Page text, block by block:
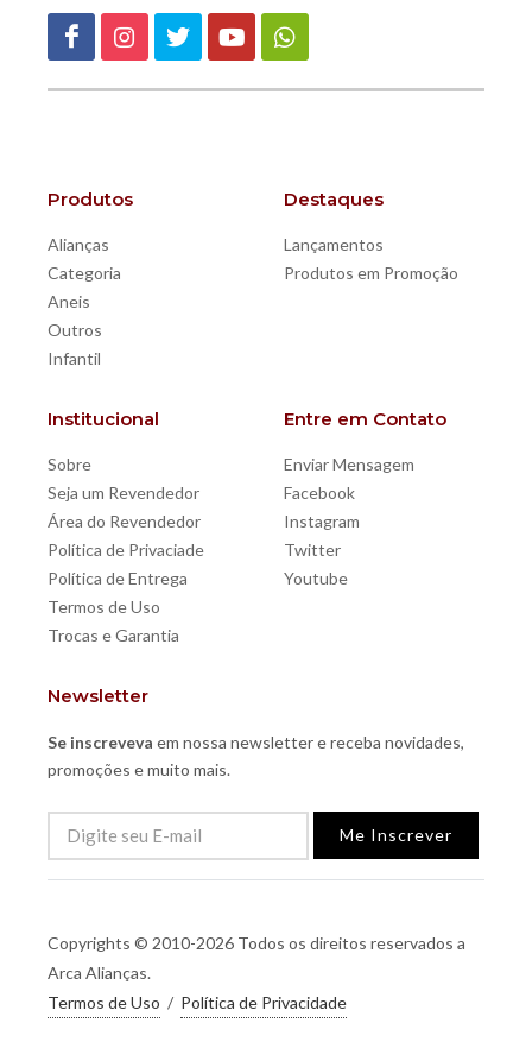
Produtos
Alianças
Categoria
Aneis
Outros
Infantil
Destaques
Lançamentos
Produtos em Promoção
Institucional
Sobre
Seja um Revendedor
Área do Revendedor
Política de Privaciade
Política de Entrega
Termos de Uso
Trocas e Garantia
Entre em Contato
Enviar Mensagem
Facebook
Instagram
Twitter
Youtube
Newsletter
Se inscreveva em nossa newsletter e receba novidades,
promoções e muito mais.
Me Inscrever
Copyrights © 2010-2026 Todos os direitos reservados a
Arca Alianças.
Termos de Uso / Política de Privacidade